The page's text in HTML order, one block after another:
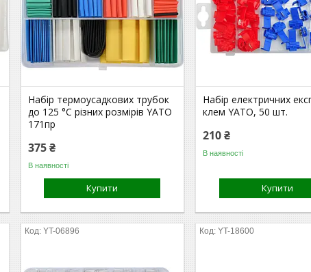
Набір термоусадкових трубок
до 125 °C різних розмірів YATO
171пр
375 ₴
В наявності
Купити
Набір електричних
клем YATO, 50 шт.
210 ₴
В наявності
Купити
YT-06896 YT-18600